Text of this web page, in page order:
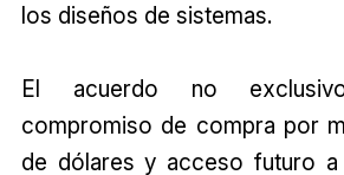
los diseños de sistemas.
El acuerdo no
compromiso de compra por
de dólares y acceso futuro a